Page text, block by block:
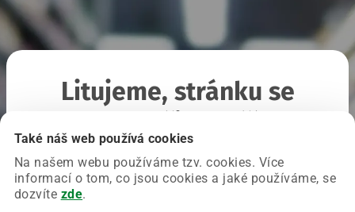
Také náš web používá cookies
Na našem webu používáme tzv. cookies. Více
informací o tom, co jsou cookies a jaké používáme, se
dozvíte zde.
Litujeme, stránku se
Chyba nastala na naší straně a už ji opravujeme.
Zkuste prosím znovu načíst požadovanou stránku.